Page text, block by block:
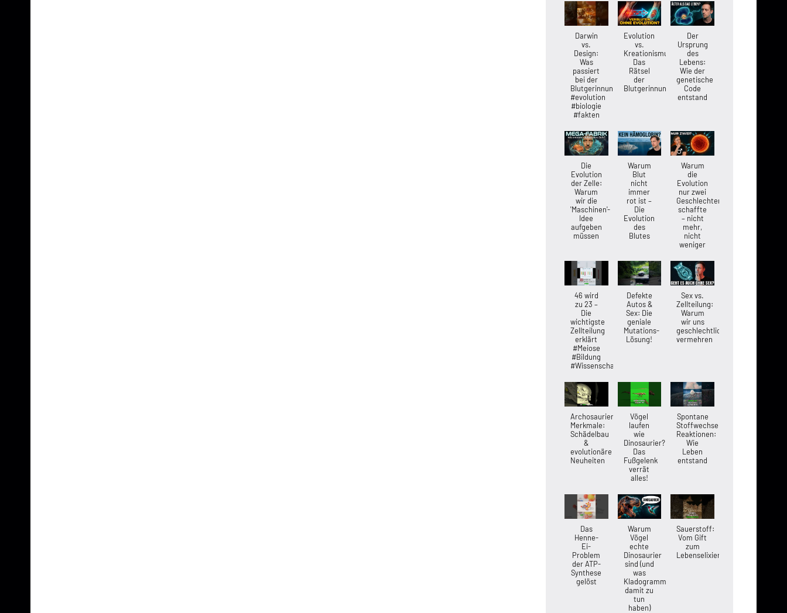
Darwin
vs.
Design:
Was
passiert
bei der
Blutgerinnung?
#evolution
#biologie
#fakten
Evolution
vs.
Kreationismus:
Das
Rätsel
der
Blutgerinnung
Der
Ursprung
des
Lebens:
Wie der
genetische
Code
entstand
Die
Evolution
der Zelle:
Warum
wir die
'Maschinen'-
Idee
aufgeben
müssen
Warum
Blut
nicht
immer
rot ist –
Die
Evolution
des
Blutes
Warum
die
Evolution
nur zwei
Geschlechter
schaffte
– nicht
mehr,
nicht
weniger
46 wird
zu 23 –
Die
wichtigste
Zellteilung
erklärt
#Meiose
#Bildung
#Wissenschaft
Defekte
Autos &
Sex: Die
geniale
Mutations-
Lösung!
Sex vs.
Zellteilung:
Warum
wir uns
geschlechtlich
vermehren
Archosaurier-
Merkmale:
Schädelbau
&
evolutionäre
Neuheiten
Vögel
laufen
wie
Dinosaurier?
Das
Fußgelenk
verrät
alles!
Spontane
Stoffwechsel-
Reaktionen:
Wie
Leben
entstand
Das
Henne-
Ei-
Problem
der ATP-
Synthese
gelöst
Warum
Vögel
echte
Dinosaurier
sind (und
was
Kladogramme
damit zu
tun
haben)
Sauerstoff:
Vom Gift
zum
Lebenselixier